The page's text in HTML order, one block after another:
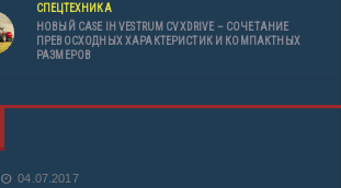
СПЕЦТЕХНИКА
НОВЫЙ CASE IH VESTRUM CVXDRIVE – СОЧЕТАНИЕ
ПРЕВОСХОДНЫХ ХАРАКТЕРИСТИК И КОМПАКТНЫХ
РАЗМЕРОВ
04.07.2017